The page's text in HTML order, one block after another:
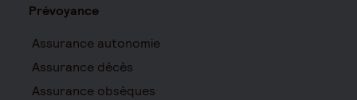
Prévoyance
Assurance autonomie
Assurance décès
Assurance obsèques